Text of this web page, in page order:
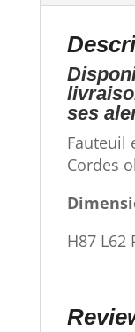
ses
Fauteuil
Cordes
H87 L62